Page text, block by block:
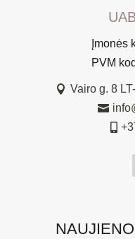
Įmonės
PVM
 Vairo g. 8
